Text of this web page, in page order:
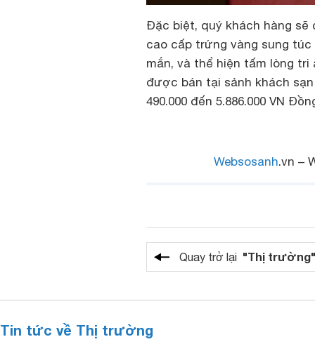
Đặc biệt, quý khách hàng
cao cấp trứng vàng sung
mắn, và thể hiện tấm lòng
được bán tại sảnh khách
490.000 đến 5.886.000 VN
Websosanh.vn –
Quay trở lại "Thị trường"
Tin tức về Thị trường